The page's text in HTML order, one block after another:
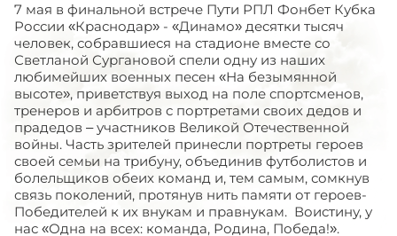
7 мая в финальной встрече Пути РПЛ Фонбет Кубка
России «Краснодар» - «Динамо» десятки тысяч
человек, собравшиеся на стадионе вместе со
Светланой Сургановой спели одну из наших
любимейших военных песен «На безымянной
высоте», приветствуя выход на поле спортсменов,
тренеров и арбитров с портретами своих дедов и
прадедов – участников Великой Отечественной
войны. Часть зрителей принесли портреты героев
своей семьи на трибуну, объединив футболистов и
болельщиков обеих команд и, тем самым, сомкнув
связь поколений, протянув нить памяти от героев-
Победителей к их внукам и правнукам. Воистину, у
нас «Одна на всех: команда, Родина, Победа!».